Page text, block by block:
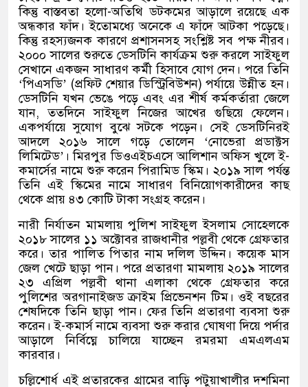
কিন্তু বাস্তবতা হলো-অতিথি ডটকমের আড়ালে রয়েছে এক
অন্ধকার ফাঁদ। ইতোমধ্যে অনেকে এ ফাঁদে আটকা পড়েছে।
কিন্তু রহস্যজনক কারণে প্রশাসনসহ সংশ্লিষ্ট সব পক্ষ নীরব।
২০০০ সালের শুরুতে ডেসটিনি কার্যক্রম শুরু করলে সাইফুল
সেখানে একজন সাধারণ কর্মী হিসাবে যোগ দেন। পরে তিনি
‘পিএসডি’ (প্রফিট শেয়ার ডিস্ট্রিবিউশন) পর্যায়ে উন্নীত হন।
ডেসটিনি যখন ভেঙে পড়ে এবং এর শীর্ষ কর্মকর্তারা জেলে
যান, ততদিনে সাইফুল নিজের আখের গুছিয়ে ফেলেন।
একপর্যায়ে সুযোগ বুঝে সটকে পড়েন। সেই ডেসটিনিরই
আদলে ২০১৬ সালে গড়ে তোলেন ‘নোভেরা প্রডাক্টস
লিমিটেড’। মিরপুর ডিওএইচএসে আলিশান অফিস খুলে ই-
কমার্সের নামে শুরু করেন পিরামিড স্কিম। ২০১৯ সাল পর্যন্ত
তিনি এই স্কিমের নামে সাধারণ বিনিয়োগকারীদের কাছ
থেকে প্রায় ৪৩ কোটি টাকা সংগ্রহ করেন।
নারী নির্যাতন মামলায় পুলিশ সাইফুল ইসলাম সোহেলকে
২০১৮ সালের ১১ অক্টোবর রাজধানীর পল্লবী থেকে গ্রেফতার
করে। তার পালিত পিতার নাম দলিল উদ্দিন। কয়েক মাস
জেল খেটে ছাড়া পান। পরে প্রতারণা মামলায় ২০১৯ সালের
২৩ এপ্রিল পল্লবী থানা এলাকা থেকে গ্রেফতার করে
পুলিশের অরগানাইজড ক্রাইম প্রিভেনশন টিম। ওই বছরের
শেষদিকে তিনি ছাড়া পান। ফের তিনি প্রতারণা ব্যবসা শুরু
করেন। ই-কমার্স নামে ব্যবসা শুরু করার ঘোষণা দিয়ে পর্দার
আড়ালে নির্বিঘ্নে চালিয়ে যাচ্ছেন রমরমা এমএলএম
কারবার।
চল্লিশোর্ধ এই প্রতারকের গ্রামের বাড়ি পটুয়াখালীর দশমিনা